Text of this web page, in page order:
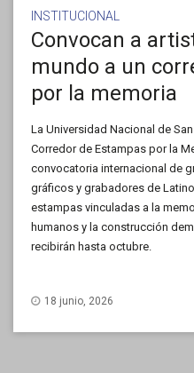
INSTITUCIONAL
Convocan a
mundo a un
por la memoria
La Universidad Nacional de
Corredor de Estampas por la
convocatoria internacional de
gráficos y grabadores de
estampas vinculadas a la
humanos y la construcción
recibirán hasta octubre.
18 junio, 2026